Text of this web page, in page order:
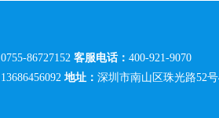
0755-86727152 客服电话： 400-921-9070
13686456092 地址： 深圳市南山区珠光路52